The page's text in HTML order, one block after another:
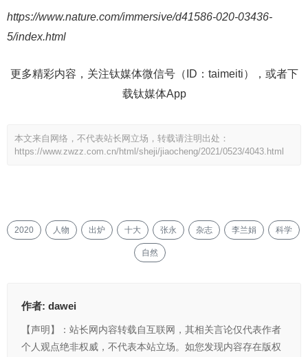
https://www.nature.com/immersive/d41586-020-03436-
5/index.html
更多精彩内容，关注钛媒体微信号（ID：taimeiti），或者下
载钛媒体App
本文来自网络，不代表站长网立场，转载请注明出处：
https://www.zwzz.com.cn/html/sheji/jiaocheng/2021/0523/4043.html
2020 人物 出炉 十大 张永 杂志 李兰娟 科学
自然
作者: dawei
【声明】：站长网内容转载自互联网，其相关言论仅代表作者
个人观点绝非权威，不代表本站立场。如您发现内容存在版权